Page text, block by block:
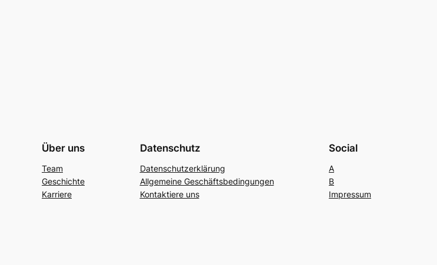
Über uns
Team
Geschichte
Karriere
Datenschutz
Datenschutzerklärung
Allgemeine Geschäftsbedingungen
Kontaktiere uns
Social
A
B
Impressum